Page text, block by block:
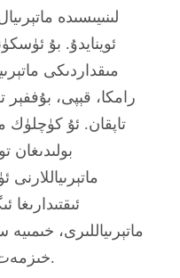
لىنىيىسىدە
ئوينايدۇ. بۇ
مىقداردىكى
رامكا، قېپى،
تاپقان. ئۇ كۈچلۈك
ماتېرىياللىرى، خىمىيە
خىزمەت ساھەلىرىدە كەڭ قوللىنىلىدۇ.